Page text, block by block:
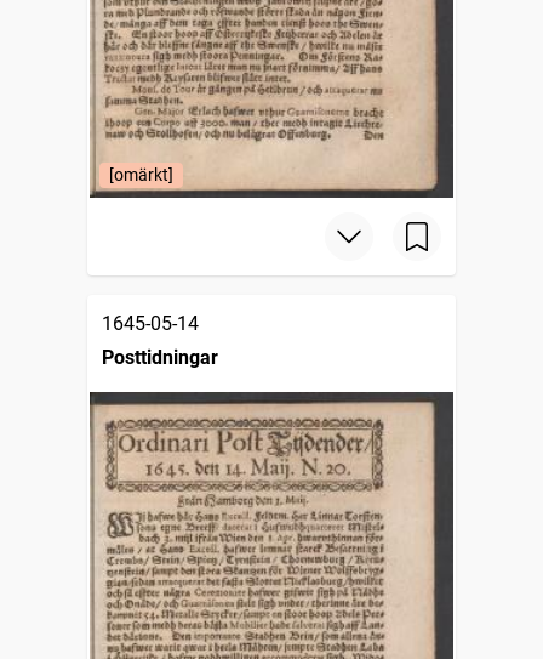
[omärkt]
1645-05-14
Posttidningar